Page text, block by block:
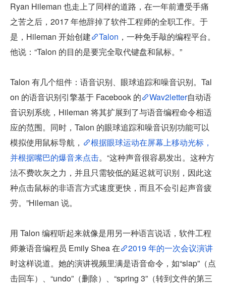
Ryan Hileman 也走上了同样的道路，在一年前遭受手痛
之苦之后，2017 年他辞掉了软件工程师的全职工作。于
是，Hileman 开始创建
Talon ，一种免手敲的编程平台。
他说：“Talon 的目的是要完全取代键盘和鼠标。”
Talon 有几个组件：语音识别、眼球追踪和噪音识别。Tal
on 的语音识别引擎基于 Facebook 的
Wav2letter自动语
音识别系统，Hileman 将其扩展到了与语音编程命令相适
应的范围。同时，Talon 的眼球追踪和噪音识别功能可以
模拟使用鼠标导航，
根据眼球运动在屏幕上移动光标，
并根据嘴巴的爆音来点击。“这种声音很容易发出。这种方
法不费吹灰之力，并且只需较低的延迟就可识别，因此这
种点击鼠标的非语言方式速度更快，而且不会引起声音疲
劳。”Hileman 说。
用 Talon 编程听起来就像是用另一种语言说话，软件工程
师兼语音编程员 Emily Shea 在
2019 年的一次会议演讲
时这样说道。她的演讲视频里满是语音命令，如“slap”（点
击回车）、“undo”（删除）、“spring 3”（转到文件的第三